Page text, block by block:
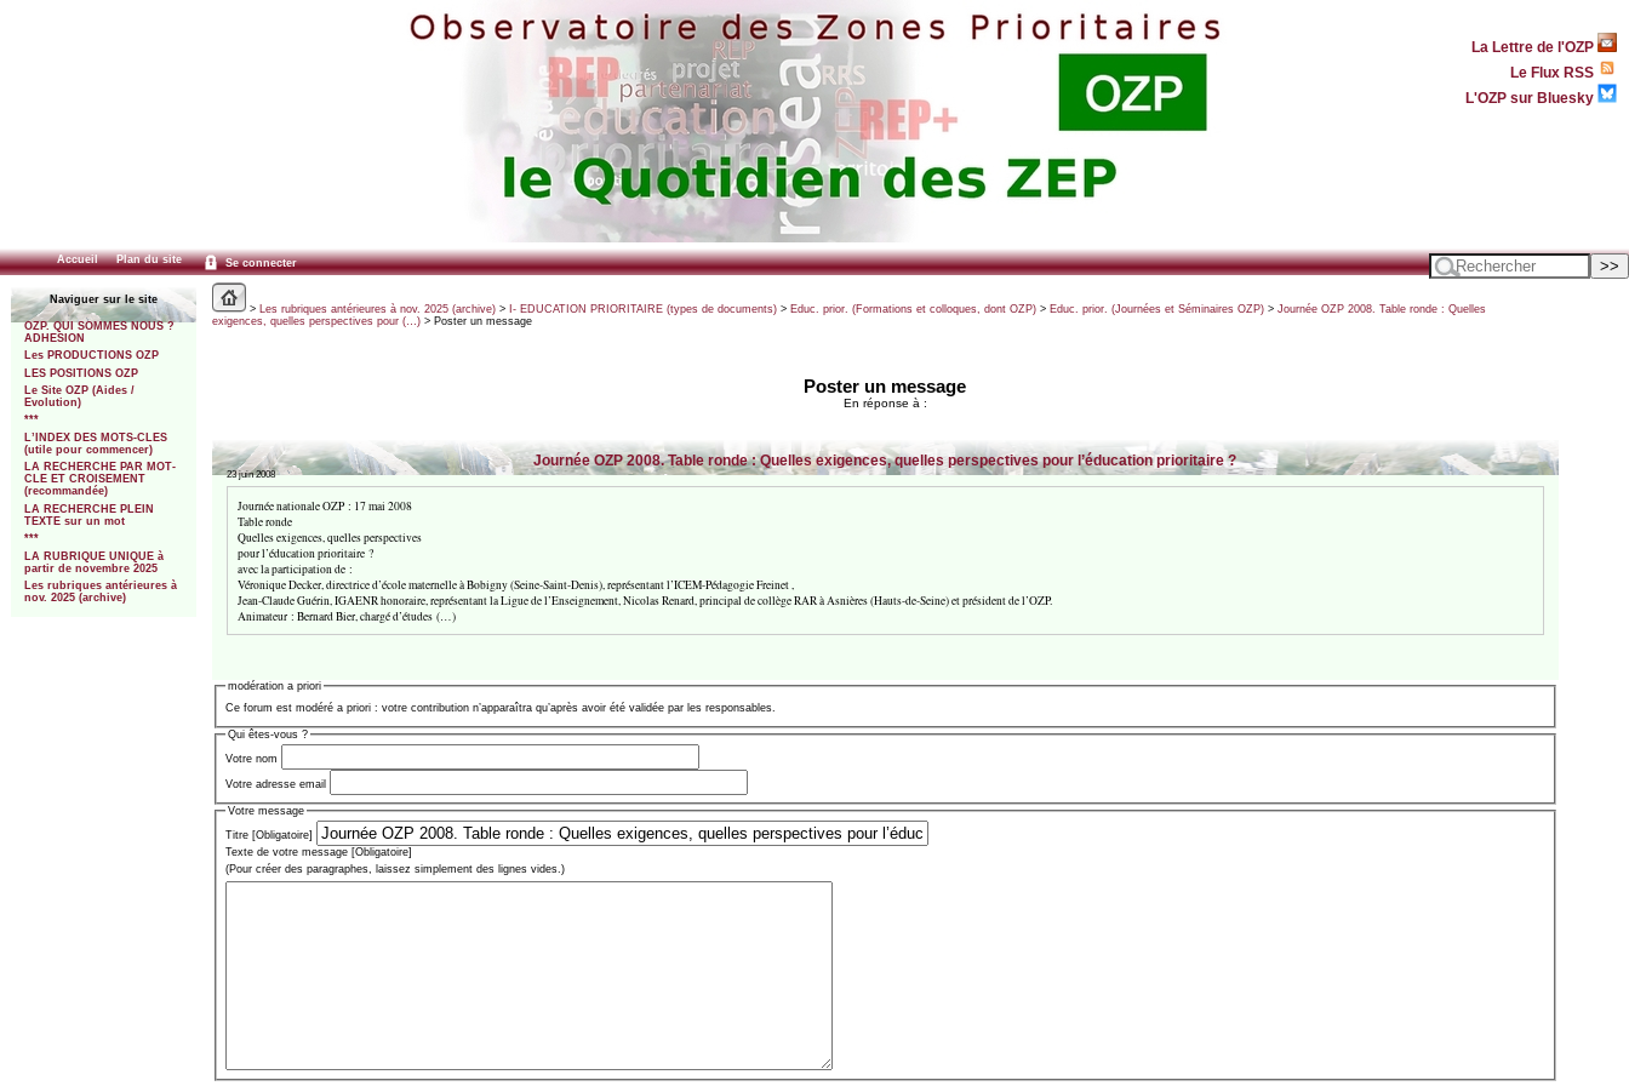
La Lettre de l'OZP
Le Flux RSS
L'OZP sur Bluesky
Accueil Plan du site Se connecter
Naviguer sur le site
OZP. QUI SOMMES NOUS ?
ADHESION
Les PRODUCTIONS OZP
LES POSITIONS OZP
Le Site OZP (Aides /
Evolution)
***
L’INDEX DES MOTS-CLES
(utile pour commencer)
LA RECHERCHE PAR MOT-
CLE ET CROISEMENT
(recommandée)
LA RECHERCHE PLEIN
TEXTE sur un mot
***
LA RUBRIQUE UNIQUE à
partir de novembre 2025
Les rubriques antérieures à
nov. 2025 (archive)
> Les rubriques antérieures à nov. 2025 (archive)> I- EDUCATION PRIORITAIRE (types de documents)> Educ. prior. (Formations et colloques, dont OZP)> Educ. prior. (Journées et Séminaires OZP)> Journée OZP 2008. Table ronde : Quelles
exigences, quelles perspectives pour (…)> Poster un message
Poster un message
En réponse à :
Journée OZP 2008. Table ronde : Quelles exigences, quelles perspectives pour l’éducation prioritaire ?
23 juin 2008
Journée nationale OZP : 17 mai 2008
Table ronde
Quelles exigences, quelles perspectives
pour l’éducation prioritaire ?
avec la participation de :
Véronique Decker, directrice d’école maternelle à Bobigny (Seine-Saint-Denis), représentant l’ICEM-Pédagogie Freinet ,
Jean-Claude Guérin, IGAENR honoraire, représentant la Ligue de l’Enseignement, Nicolas Renard, principal de collège RAR à Asnières (Hauts-de-Seine) et président de l’OZP.
Animateur : Bernard Bier, chargé d’études (…)
modération a priori
Ce forum est modéré a priori : votre contribution n’apparaîtra qu’après avoir été validée par les responsables.
Qui êtes-vous ?
Votre nom
Votre adresse email
Votre message
Titre [Obligatoire]
Texte de votre message [Obligatoire]
(Pour créer des paragraphes, laissez simplement des lignes vides.)